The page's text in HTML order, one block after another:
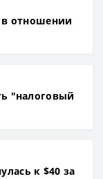
отношении
"налоговый
к $40 за